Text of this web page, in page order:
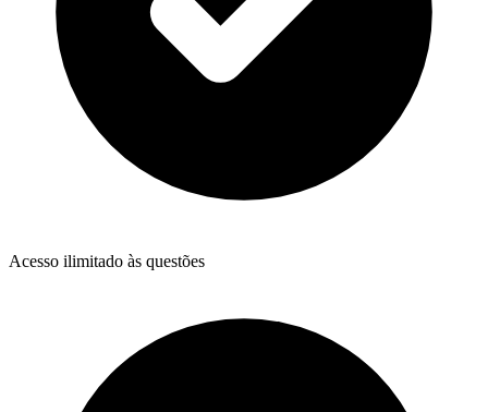
Acesso ilimitado às questões